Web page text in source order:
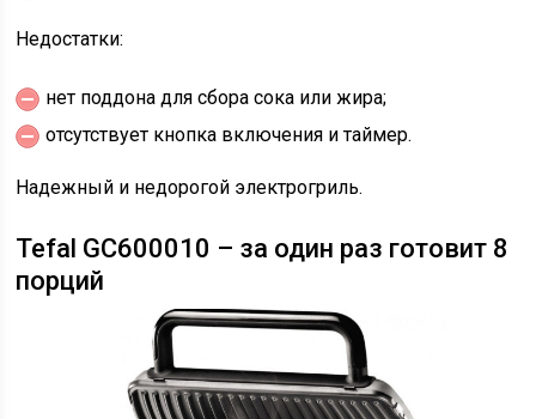
Недостатки:
нет поддона для сбора сока или жира;
отсутствует кнопка включения и таймер.
Надежный и недорогой электрогриль.
Tefal GC600010 – за один раз готовит 8
порций